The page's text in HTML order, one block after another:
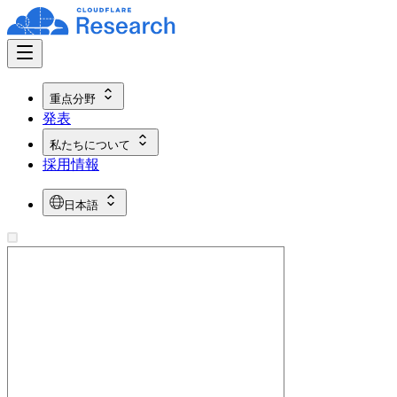
重点分野
発表
私たちについて
採用情報
日本語